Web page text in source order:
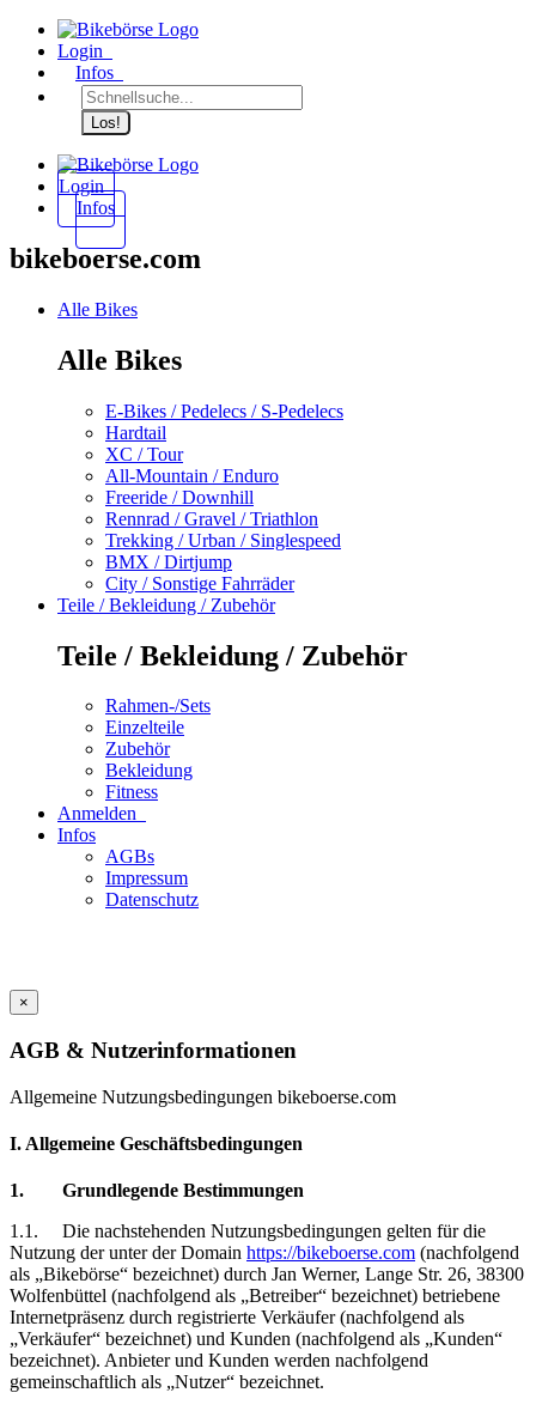
Login
Infos
Los!
Login
Infos
bikeboerse.com
Alle Bikes
Alle Bikes
E-Bikes / Pedelecs / S-Pedelecs
Hardtail
XC / Tour
All-Mountain / Enduro
Freeride / Downhill
Rennrad / Gravel / Triathlon
Trekking / Urban / Singlespeed
BMX / Dirtjump
City / Sonstige Fahrräder
Teile / Bekleidung / Zubehör
Teile / Bekleidung / Zubehör
Rahmen-/Sets
Einzelteile
Zubehör
Bekleidung
Fitness
Anmelden
Infos
AGBs
Impressum
Datenschutz
×
AGB & Nutzerinformationen
Allgemeine Nutzungsbedingungen bikeboerse.com
I. Allgemeine Geschäftsbedingungen
1.
Grundlegende Bestimmungen
1.1.
Die nachstehenden Nutzungsbedingungen gelten für die
Nutzung der unter der Domain https://bikeboerse.com (nachfolgend
als „Bikebörse“ bezeichnet) durch Jan Werner, Lange Str. 26, 38300
Wolfenbüttel (nachfolgend als „Betreiber“ bezeichnet) betriebene
Internetpräsenz durch registrierte Verkäufer (nachfolgend als
„Verkäufer“ bezeichnet) und Kunden (nachfolgend als „Kunden“
bezeichnet). Anbieter und Kunden werden nachfolgend
gemeinschaftlich als „Nutzer“ bezeichnet.